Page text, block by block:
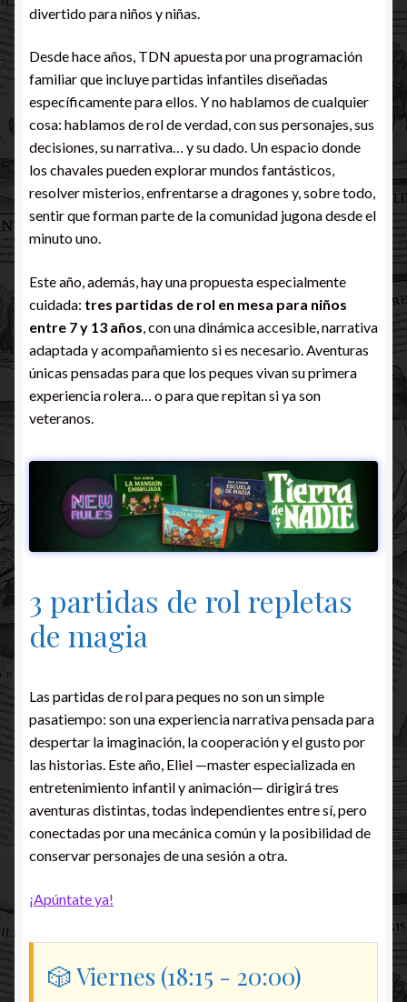
divertido para niños y niñas.
Desde hace años, TDN apuesta por una programación
familiar que incluye partidas infantiles diseñadas
específicamente para ellos. Y no hablamos de cualquier
cosa: hablamos de rol de verdad, con sus personajes, sus
decisiones, su narrativa… y su dado. Un espacio donde
los chavales pueden explorar mundos fantásticos,
resolver misterios, enfrentarse a dragones y, sobre todo,
sentir que forman parte de la comunidad jugona desde el
minuto uno.
Este año, además, hay una propuesta especialmente
cuidada: tres partidas de rol en mesa para niños
entre 7 y 13 años, con una dinámica accesible, narrativa
adaptada y acompañamiento si es necesario. Aventuras
únicas pensadas para que los peques vivan su primera
experiencia rolera… o para que repitan si ya son
veteranos.
3 partidas de rol repletas
de magia
Las partidas de rol para peques no son un simple
pasatiempo: son una experiencia narrativa pensada para
despertar la imaginación, la cooperación y el gusto por
las historias. Este año, Eliel —master especializada en
entretenimiento infantil y animación— dirigirá tres
aventuras distintas, todas independientes entre sí, pero
conectadas por una mecánica común y la posibilidad de
conservar personajes de una sesión a otra.
¡Apúntate ya!
🎲 Viernes (18:15 - 20:00)